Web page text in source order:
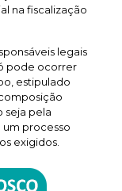
na fiscalização
legais
pode ocorrer
estipulado
seja pela
um processo
exigidos.